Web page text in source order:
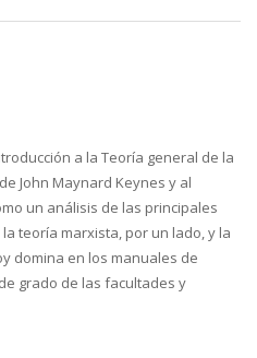
a la Teoría general de la
John Maynard Keynes y al
un análisis de las principales
teoría marxista, por un lado, y la
domina en los manuales de
grado de las facultades y